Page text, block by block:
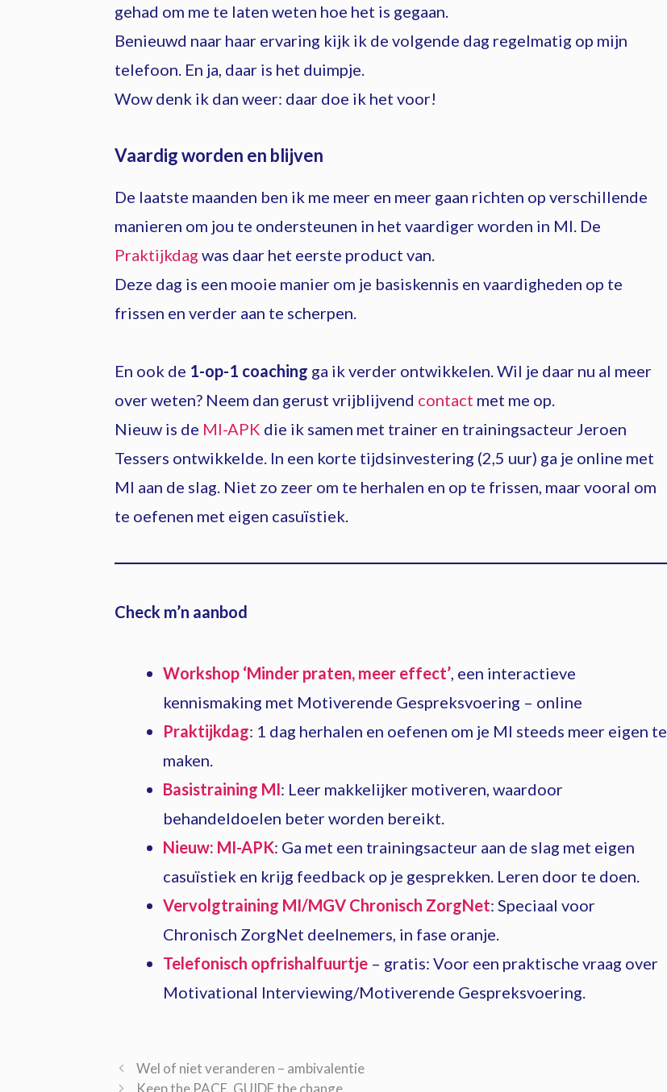
gehad om me te laten weten hoe het is gegaan.
Benieuwd naar haar ervaring kijk ik de volgende dag regelmatig op mijn
telefoon. En ja, daar is het duimpje.
Wow denk ik dan weer: daar doe ik het voor!
Vaardig worden en blijven
De laatste maanden ben ik me meer en meer gaan richten op verschillende
manieren om jou te ondersteunen in het vaardiger worden in MI. De
Praktijkdag was daar het eerste product van.
Deze dag is een mooie manier om je basiskennis en vaardigheden op te
frissen en verder aan te scherpen.
En ook de 1-op-1 coaching ga ik verder ontwikkelen. Wil je daar nu al meer
over weten? Neem dan gerust vrijblijvend contact met me op.
Nieuw is de MI-APK die ik samen met trainer en trainingsacteur Jeroen
Tessers ontwikkelde. In een korte tijdsinvestering (2,5 uur) ga je online met
MI aan de slag. Niet zo zeer om te herhalen en op te frissen, maar vooral om
te oefenen met eigen casuïstiek.
Check m’n aanbod
Workshop ‘Minder praten, meer effect’ , een interactieve
kennismaking met Motiverende Gespreksvoering – online
Praktijkdag: 1 dag herhalen en oefenen om je MI steeds meer eigen te
maken.
Basistraining MI: Leer makkelijker motiveren, waardoor
behandeldoelen beter worden bereikt.
Nieuw: MI-APK: Ga met een trainingsacteur aan de slag met eigen
casuïstiek en krijg feedback op je gesprekken. Leren door te doen.
Vervolgtraining MI/MGV Chronisch ZorgNet: Speciaal voor
Chronisch ZorgNet deelnemers, in fase oranje.
Telefonisch opfrishalfuurtje – gratis: Voor een praktische vraag over
Motivational Interviewing/Motiverende Gespreksvoering.
Wel of niet veranderen – ambivalentie
Keep the PACE, GUIDE the change